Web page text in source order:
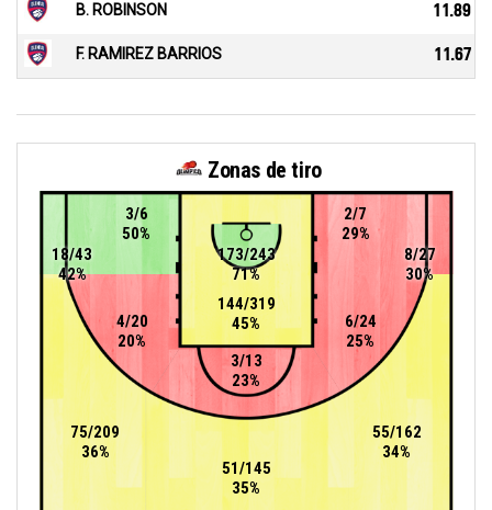
B. ROBINSON 11.89
F. RAMIREZ BARRIOS 11.67
Zonas de tiro
3/13
23%
4/20
20%
3/6
50%
6/24
25%
2/7
29%
144/319
45%
173/243
71%
51/145
35%
75/209
36%
18/43
42%
55/162
34%
8/27
30%